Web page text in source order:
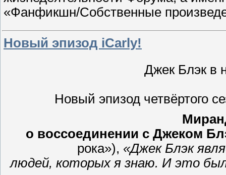
«Фанфикшн/Собственные
Новый эпизод iCarly!
Джек Блэк в
Новый эпизод четвёртого
о воссоединении с Джеком
рока»), «Джек Блэк
людей, которых я знаю. И это